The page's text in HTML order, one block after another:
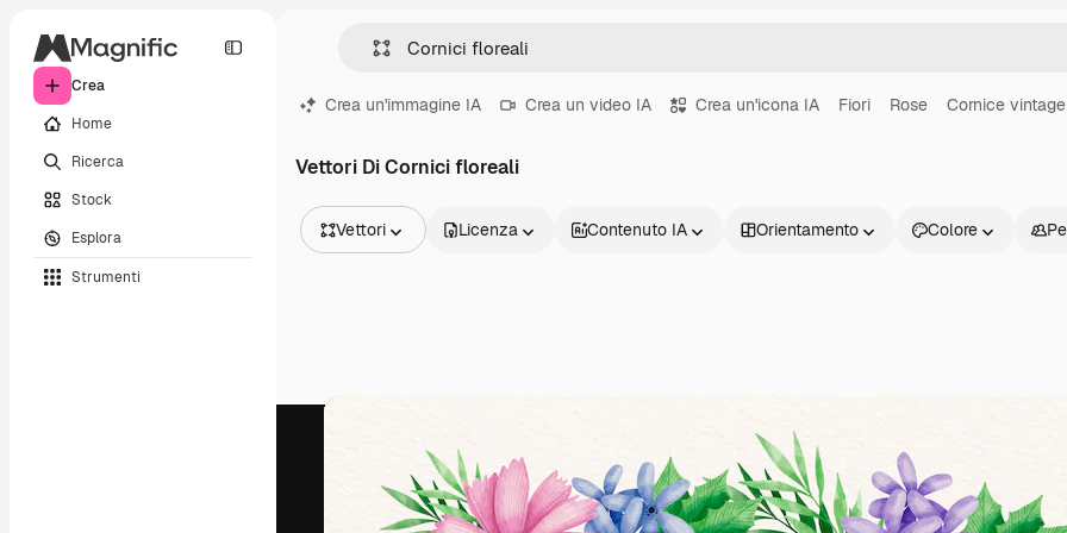
Crea
Home
Ricerca
Stock
Esplora
Strumenti
Crea un'immagine IA Crea un video IA Crea un'icona IA Fiori Rose Cornice vintage
Vettori Di Cornici floreali
Vettori
Video
Modelli di video
Licenza Contenuto IA Orientamento Colore
Prodotti Inizia